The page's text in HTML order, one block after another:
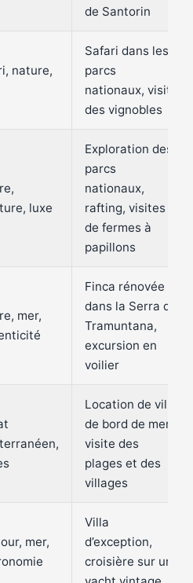
de Santorin
nature,
Safari dans les
parcs
nationaux, visite
des vignobles
luxe
Exploration des
parcs
nationaux,
rafting, visites
de fermes à
papillons
mer,
Finca rénovée
dans la Serra de
Tramuntana,
excursion en
voilier
Location de villa
de bord de mer,
visite des
plages et des
villages
mer,
Villa
d’exception,
croisière sur un